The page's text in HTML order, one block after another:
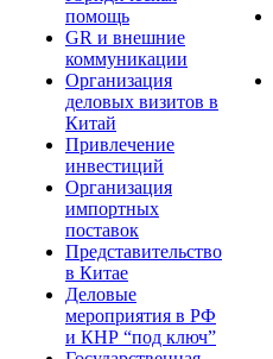
помощь
GR и внешние
коммуникации
Организация
деловых визитов в
Китай
Привлечение
инвестиций
Организация
импортных
поставок
Представительство
в Китае
Деловые
мероприятия в РФ
и КНР “под ключ”